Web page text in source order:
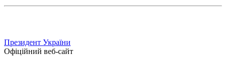
Президент України
Офіційний веб-сайт